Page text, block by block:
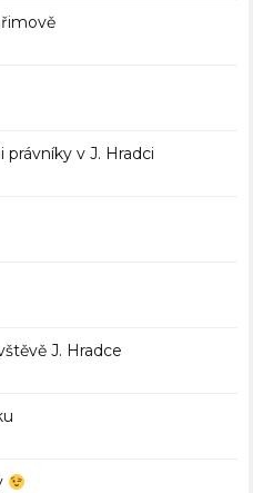
v J. Hradci
J. Hradce